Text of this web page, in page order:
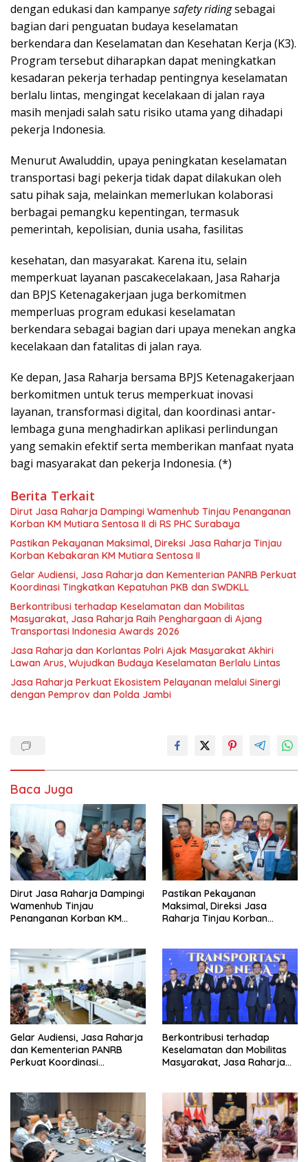
dengan edukasi dan kampanye safety ridingsebagai
bagian dari penguatan budaya keselamatan
berkendara dan Keselamatan dan Kesehatan Kerja (K3).
Program tersebut diharapkan dapat meningkatkan
kesadaran pekerja terhadap pentingnya keselamatan
berlalu lintas, mengingat kecelakaan di jalan raya
masih menjadi salah satu risiko utama yang dihadapi
pekerja Indonesia.
Menurut Awaluddin, upaya peningkatan keselamatan
transportasi bagi pekerja tidak dapat dilakukan oleh
satu pihak saja, melainkan memerlukan kolaborasi
berbagai pemangku kepentingan, termasuk
pemerintah, kepolisian, dunia usaha, fasilitas
kesehatan, dan masyarakat. Karena itu, selain
memperkuat layanan pascakecelakaan, Jasa Raharja
dan BPJS Ketenagakerjaan juga berkomitmen
memperluas program edukasi keselamatan
berkendara sebagai bagian dari upaya menekan angka
kecelakaan dan fatalitas di jalan raya.
Ke depan, Jasa Raharja bersama BPJS Ketenagakerjaan
berkomitmen untuk terus memperkuat inovasi
layanan, transformasi digital, dan koordinasi antar-
lembaga guna menghadirkan aplikasi perlindungan
yang semakin efektif serta memberikan manfaat nyata
bagi masyarakat dan pekerja Indonesia. (*)
Berita Terkait
Dirut Jasa Raharja Dampingi Wamenhub Tinjau Penanganan
Korban KM Mutiara Sentosa II di RS PHC Surabaya
Pastikan Pekayanan Maksimal, Direksi Jasa Raharja Tinjau
Korban Kebakaran KM Mutiara Sentosa II
Gelar Audiensi, Jasa Raharja dan Kementerian PANRB Perkuat
Koordinasi Tingkatkan Kepatuhan PKB dan SWDKLL
Berkontribusi terhadap Keselamatan dan Mobilitas
Masyarakat, Jasa Raharja Raih Penghargaan di Ajang
Transportasi Indonesia Awards 2026
Jasa Raharja dan Korlantas Polri Ajak Masyarakat Akhiri
Lawan Arus, Wujudkan Budaya Keselamatan Berlalu Lintas
Jasa Raharja Perkuat Ekosistem Pelayanan melalui Sinergi
dengan Pemprov dan Polda Jambi
Baca Juga
Dirut Jasa Raharja Dampingi
Wamenhub Tinjau
Penanganan Korban KM
Pastikan Pekayanan
Maksimal, Direksi Jasa
Raharja Tinjau Korban
Gelar Audiensi, Jasa Raharja
dan Kementerian PANRB
Perkuat Koordinasi
Berkontribusi terhadap
Keselamatan dan Mobilitas
Masyarakat, Jasa Raharja
Awards 2026